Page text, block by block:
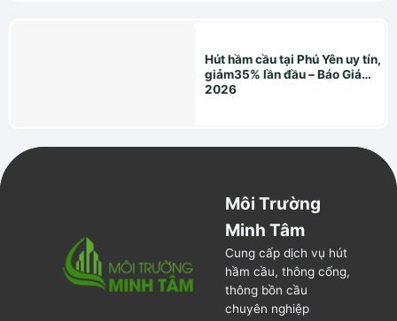
Hút hầm cầu tại Phú Yên uy tín,
giảm35% lần đầu – Báo Giá
2026
Môi Trường
Minh Tâm
Cung cấp dịch vụ hút
hầm cầu, thông cống,
thông bồn cầu
chuyên nghiệp